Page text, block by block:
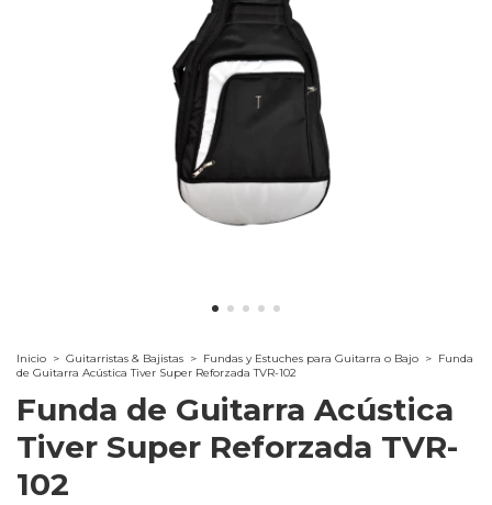
Inicio > Guitarristas & Bajistas > Fundas y Estuches para Guitarra o Bajo > Funda
de Guitarra Acústica Tiver Super Reforzada TVR-102
Funda de Guitarra Acústica
Tiver Super Reforzada TVR-
102